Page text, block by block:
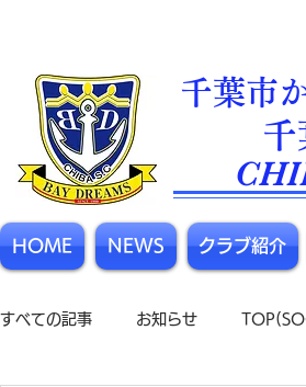
千葉市
千
HOME NEWS クラブ紹介
すべての記事 お知らせ